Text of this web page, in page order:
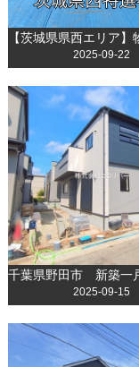
2025-09-22
2025-09-15